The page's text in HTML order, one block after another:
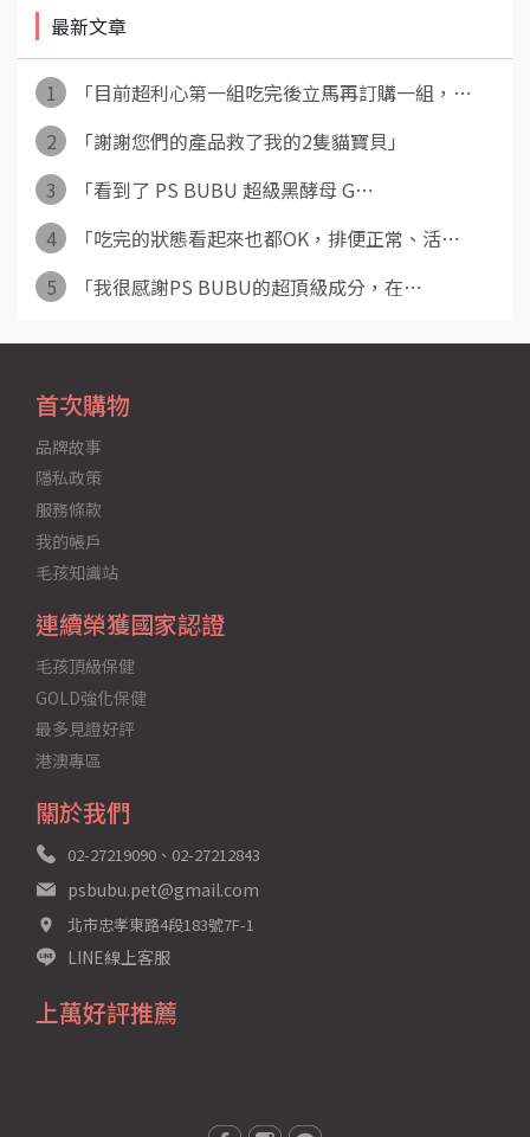
最新文章
1
「目前超利心第一組吃完後立馬再訂購一組，⋯
2
「謝謝您們的產品救了我的2隻貓寶貝」
3
「看到了 PS BUBU 超級黑酵母 G⋯
4
「吃完的狀態看起來也都OK，排便正常、活⋯
5
「我很感謝PS BUBU的超頂級成分，在⋯
關於我們
02-27219090、02-27212843
psbubu.pet@gmail.com
北市忠孝東路4段183號7F-1
LINE線上客服
首次購物
品牌故事
隱私政策
服務條款
我的帳戶
毛孩知識站
連續榮獲國家認證
毛孩頂級保健
GOLD強化保健
最多見證好評
港澳專區
上萬好評推薦